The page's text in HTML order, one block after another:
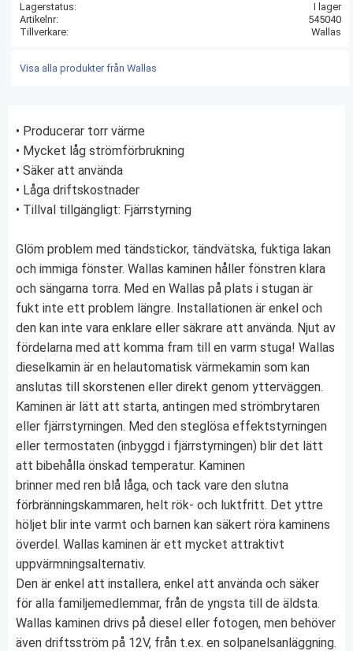
Lagerstatus
I lager
Artikelnr
545040
Tillverkare
Wallas
Visa alla produkter från Wallas
• Producerar torr värme
• Mycket låg strömförbrukning
• Säker att använda
• Låga driftskostnader
• Tillval tillgängligt: Fjärrstyrning
Glöm problem med tändstickor, tändvätska, fuktiga lakan
och immiga fönster. Wallas kaminen håller fönstren klara
och sängarna torra. Med en Wallas på plats i stugan är
fukt inte ett problem längre. Installationen är enkel och
den kan inte vara enklare eller säkrare att använda. Njut av
fördelarna med att komma fram till en varm stuga! Wallas
dieselkamin är en helautomatisk värmekamin som kan
anslutas till skorstenen eller direkt genom ytterväggen.
Kaminen är lätt att starta, antingen med strömbrytaren
eller fjärrstyrningen. Med den steglösa effektstyrningen
eller termostaten (inbyggd i fjärrstyrningen) blir det lätt
att bibehålla önskad temperatur. Kaminen
brinner med ren blå låga, och tack vare den slutna
förbränningskammaren, helt rök- och luktfritt. Det yttre
höljet blir inte varmt och barnen kan säkert röra kaminens
överdel. Wallas kaminen är ett mycket attraktivt
uppvärmningsalternativ.
Den är enkel att installera, enkel att använda och säker
för alla familjemedlemmar, från de yngsta till de äldsta.
Wallas kaminen drivs på diesel eller fotogen, men behöver
även driftsström på 12V, från t.ex. en solpanelsanläggning.